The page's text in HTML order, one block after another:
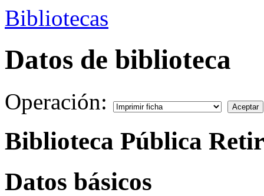
Bibliotecas
Datos de biblioteca
Operación:
Biblioteca Pública
Datos básicos